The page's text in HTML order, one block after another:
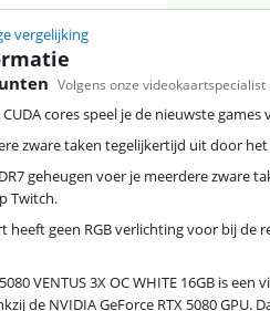
vergelijking
Volgens onze videokaartspecialist
cores speel je de nieuwste games
zware taken tegelijkertijd uit door
geheugen voer je meerdere zware
Twitch.
heeft geen RGB verlichting voor bij de
VENTUS 3X OC WHITE 16GB is
de NVIDIA GeForce RTX 5080